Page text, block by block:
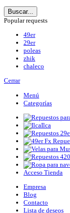
Buscar...
Popular requests
49er
29er
poleas
zhik
chaleco
Cerrar
Menú
Categorías
Ilca
Acceso Tienda
Empresa
Blog
Contacto
Lista de deseos